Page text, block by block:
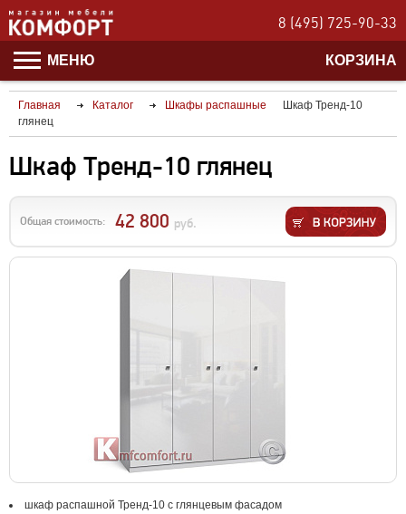
8 (495) 725-90-33
МЕНЮ КОРЗИНА
Главная Каталог Шкафы распашные
Шкаф Тренд-10
глянец
Шкаф Тренд-10 глянец
Общая стоимость: 42 800 руб.
шкаф распашной Тренд-10 с глянцевым фасадом